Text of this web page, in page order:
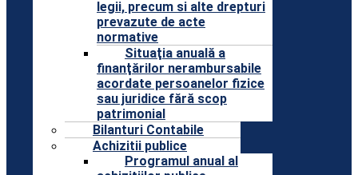
legii, precum si alte drepturi
prevazute de acte
normative
Situaţia anuală a
finanţărilor nerambursabile
acordate persoanelor fizice
sau juridice fără scop
patrimonial
Bilanturi Contabile
Achizitii publice
Programul anual al